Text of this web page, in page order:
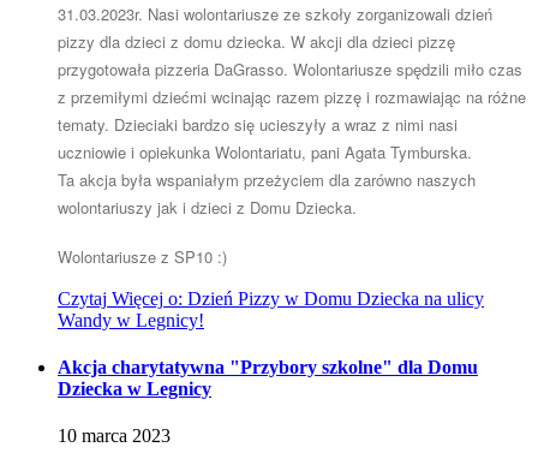
31.03.2023r. Nasi wolontariusze ze szkoły zorganizowali dzień
pizzy dla dzieci z domu dziecka. W akcji dla dzieci pizzę
przygotowała pizzeria DaGrasso. Wolontariusze spędzili miło czas
z przemiłymi dziećmi wcinając razem pizzę i rozmawiając na różne
tematy. Dzieciaki bardzo się ucieszyły a wraz z nimi nasi
uczniowie i opiekunka Wolontariatu, pani Agata Tymburska.
Ta akcja była wspaniałym przeżyciem dla zarówno naszych
wolontariuszy jak i dzieci z Domu Dziecka.
Wolontariusze z SP10 :)
Czytaj Więcej o: Dzień Pizzy w Domu Dziecka na ulicy
Wandy w Legnicy!
Akcja charytatywna "Przybory szkolne" dla Domu
Dziecka w Legnicy
10 marca 2023